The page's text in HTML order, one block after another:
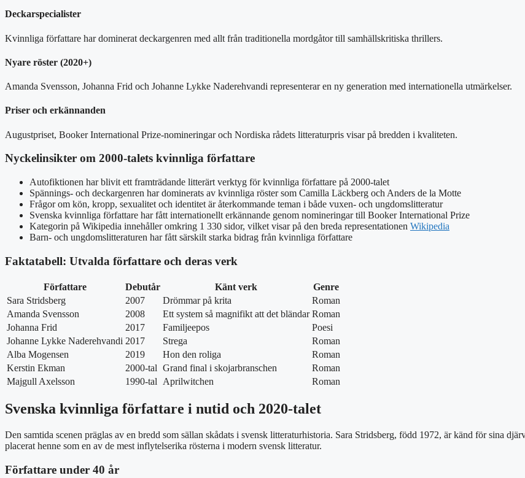
Deckarspecialister
Kvinnliga författare har dominerat deckargenren med allt från traditionella mordgåtor till samhällskritiska thrillers.
Nyare röster (2020+)
Amanda Svensson, Johanna Frid och Johanne Lykke Naderehvandi representerar en ny generation med internationella utmärkelser.
Priser och erkännanden
Augustpriset, Booker International Prize-nomineringar och Nordiska rådets litteraturpris visar på bredden i kvaliteten.
Nyckelinsikter om 2000-talets kvinnliga författare
Autofiktionen har blivit ett framträdande litterärt verktyg för kvinnliga författare på 2000-talet
Spännings- och deckargenren har dominerats av kvinnliga röster som Camilla Läckberg och Anders de la Motte
Frågor om kön, kropp, sexualitet och identitet är återkommande teman i både vuxen- och ungdomslitteratur
Svenska kvinnliga författare har fått internationellt erkännande genom nomineringar till Booker International Prize
Kategorin på Wikipedia innehåller omkring 1 330 sidor, vilket visar på den breda representationen Wikipedia
Barn- och ungdomslitteraturen har fått särskilt starka bidrag från kvinnliga författare
Faktatabell: Utvalda författare och deras verk
Författare Debutår Känt verk
Genre
Sara Stridsberg
2007 Drömmar på krita
Roman
Amanda Svensson
2008 Ett system så magnifikt att det bländar Roman
Johanna Frid
2017 Familjeepos
Poesi
Johanne Lykke Naderehvandi 2017 Strega
Roman
Alba Mogensen
2019 Hon den roliga
Roman
Kerstin Ekman
2000-tal Grand final i skojarbranschen
Roman
Majgull Axelsson
1990-tal Aprilwitchen Roman
Svenska kvinnliga författare i nutid och 2020-talet
Den samtida scenen präglas av en bredd som sällan skådats i svensk litteraturhistoria. Sara Stridsberg, född 1972, är känd för sina
placerat henne som en av de mest inflytelserika rösterna i modern svensk litteratur.
Författare under 40 år